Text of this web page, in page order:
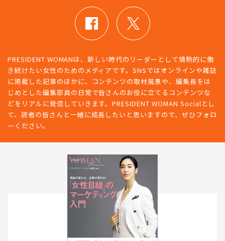
PRESIDENT WOMANは、新しい時代のリーダーとして情熱的に働
き続けたい女性のためのメディアです。SNSではオンラインや雑誌
に掲載した記事のほかに、コンテンツの取材風景や、編集長をは
じめとした編集部員の日常で皆さんのお役に立てるコンテンツな
どをリアルに発信していきます。PRESIDENT WOMAN Socialとし
て、読者の皆さんと一緒に成長したいと思いますので、ぜひフォロ
ーください。